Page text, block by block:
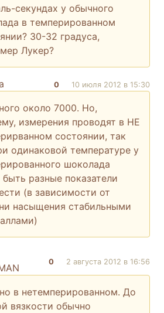
секундах у обычного
в темперированном
30-32 градуса,
Лукер?
0 10 июля 2012 в 15:30
около 7000. Но,
измерения проводят в НЕ
состоянии, так
одинаковой температуре у
шоколада
быть разные показатели
(в зависимости от
насыщения стабильными
0 2 августа 2012 в 16:56
в нетемперированном. До
вязкости обычно